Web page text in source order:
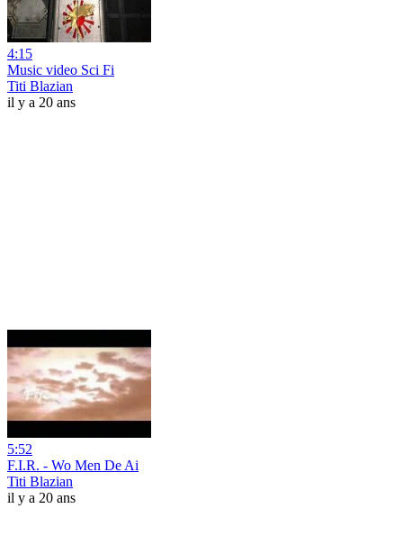
4:15
Music video Sci Fi
Titi Blazian
il y a 20 ans
5:52
F.I.R. - Wo Men De Ai
Titi Blazian
il y a 20 ans